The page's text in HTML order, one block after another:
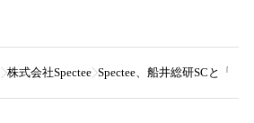
株式会社Spectee Spectee、船井総研SCと「競